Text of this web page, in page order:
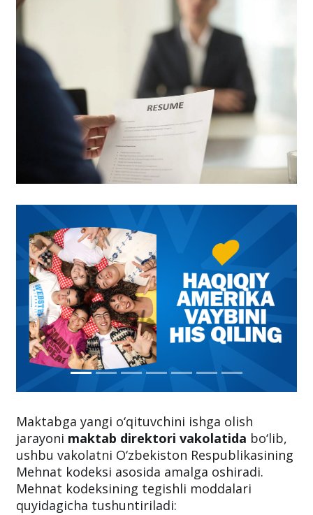
Maktabga yangi o‘qituvchini ishga olish
jarayoni maktab direktori vakolatida bo‘lib,
ushbu vakolatni O‘zbekiston Respublikasining
Mehnat kodeksi asosida amalga oshiradi.
Mehnat kodeksining tegishli moddalari
quyidagicha tushuntiriladi: